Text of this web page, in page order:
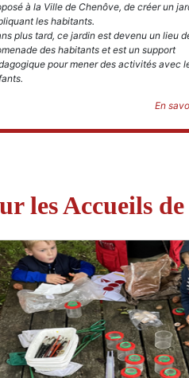
à la Ville de Chenôve, de créer un
les habitants.
plus tard, ce jardin est devenu un lieu
des habitants et est un support
pour mener des activités avec
En
les Accueils